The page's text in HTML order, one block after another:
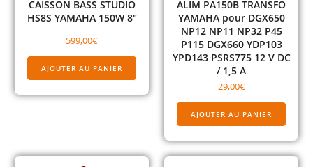
CAISSON BASS STUDIO
HS8S YAMAHA 150W 8″
599,00€
AJOUTER AU PANIER
ALIM PA150B TRANSFO
YAMAHA pour DGX650
NP12 NP11 NP32 P45
P115 DGX660 YDP103
YPD143 PSRS775 12 V DC
/ 1,5 A
29,00€
AJOUTER AU PANIER